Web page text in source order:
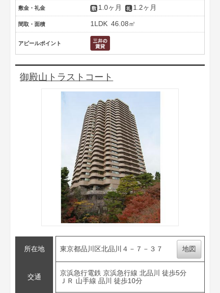
敷金・礼金 1.0ヶ月 1.2ヶ月
間取・面積 1LDK 46.08㎡
アピールポイント
御殿山トラストコート
所在地 東京都品川区北品川４－７－３７ 地図
交通
京浜急行電鉄 京浜急行線 北品川 徒歩5分
ＪＲ 山手線 品川 徒歩10分